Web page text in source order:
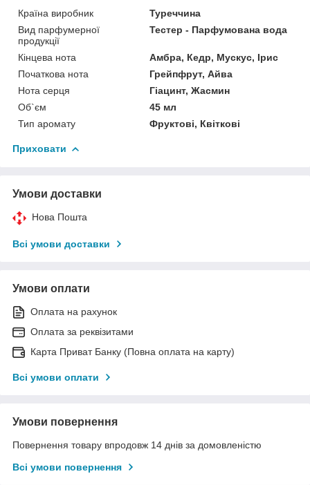
Країна виробник
Туреччина
Вид парфумерної
продукції
Тестер - Парфумована вода
Кінцева нота
Амбра, Кедр, Мускус, Ірис
Початкова нота
Грейпфрут, Айва
Нота серця
Гіацинт, Жасмин
Об`єм
45 мл
Тип аромату
Фруктові, Квіткові
Приховати
Умови доставки
Нова Пошта
Всі умови доставки
Умови оплати
Оплата на рахунок
Оплата за реквізитами
Карта Приват Банку (Повна оплата на карту)
Всі умови оплати
Умови повернення
Повернення товару впродовж 14 днів за домовленістю
Всі умови повернення